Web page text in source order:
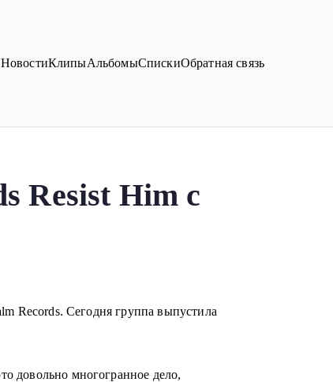
НовостиКлипыАльбомыСпискиОбратная связь
Resist Him с
Records. Сегодня группа выпустила
довольно многогранное дело,